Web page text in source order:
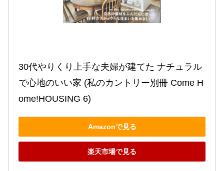
30代やりくり上手な夫婦が建てた ナチュラル
で心地のいい家 (私のカントリー別冊 Come H
ome!HOUSING 6)
Amazonで見る
楽天市場で見る